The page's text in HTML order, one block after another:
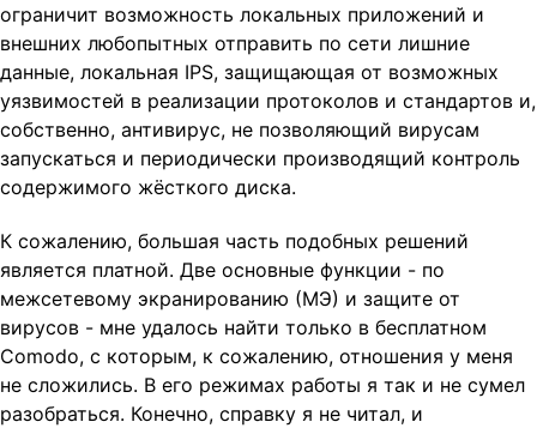
ограничит возможность локальных приложений и
внешних любопытных отправить по сети лишние
данные, локальная IPS, защищающая от возможных
уязвимостей в реализации протоколов и стандартов и,
собственно, антивирус, не позволяющий вирусам
запускаться и периодически производящий контроль
содержимого жёсткого диска.
К сожалению, большая часть подобных решений
является платной. Две основные функции - по
межсетевому экранированию (МЭ) и защите от
вирусов - мне удалось найти только в бесплатном
Comodo, с которым, к сожалению, отношения у меня
не сложились. В его режимах работы я так и не сумел
разобраться. Конечно, справку я не читал, и